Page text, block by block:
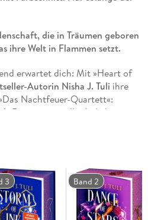
die in Träumen geboren
ihre Welt in Flammen setzt.
erwartet dich: Mit »Heart of
Autorin Nisha J. Tuli ihre
Nachtfeuer-Quartett«:
Romantasy
voller beliebter
ausgebildet wird, aber
Magie einsetzen darf. Nur
Als ihr endlich die Flucht
Stadt aus Marmor, die
3 Band 2